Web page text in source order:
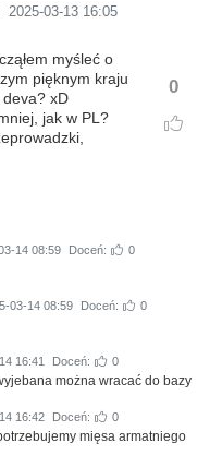
2025-03-13 16:05
0
myśleć o
pięknym kraju
xD
jak w PL?
14 08:59 Doceń: 0
03-14 08:59 Doceń: 0
16:41 Doceń: 0
można wracać do bazy
16:42 Doceń: 0
mięsa armatniego